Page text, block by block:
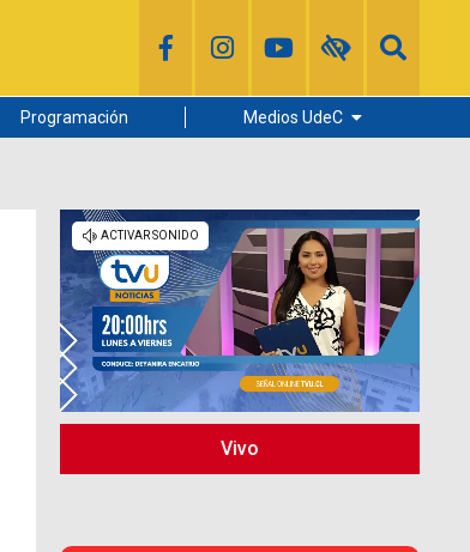
Programación Medios UdeC
Radio UdeC
Noticias UdeC
La Discusión
Vivo